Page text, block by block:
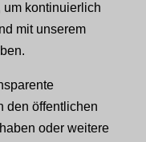
kontinuierlich
mit unserem
den öffentlichen
oder weitere